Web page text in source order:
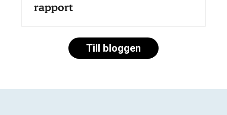
rapport
Till bloggen